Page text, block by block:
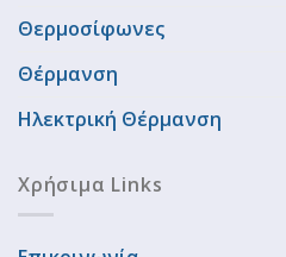
Θερμοσίφωνες
Θέρμανση
Ηλεκτρική Θέρμανση
Χρήσιμα Links